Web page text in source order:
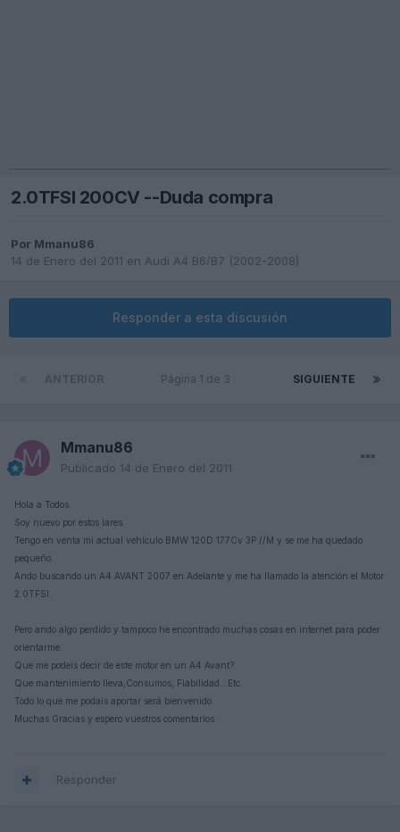
2.0TFSI 200CV --Duda compra
Por Mmanu86
14 de Enero del 2011 en Audi A4 B6/B7 (2002-2008)
Responder a esta discusión
SIGUIENTE
Página 1 de 3
Mmanu86
Publicado 14 de Enero del 2011
Hola a Todos.
Soy nuevo por estos lares.
Tengo en venta mi actual vehículo BMW 120D 177Cv 3P //M y se me ha quedado
pequeño.
Ando buscando un A4 AVANT 2007 en Adelante y me ha llamado la atención el Motor
2.0TFSI.
Pero ando algo perdido y tampoco he encontrado muchas cosas en internet para poder
orientarme.
Que me podeis decir de este motor en un A4 Avant?
Que mantenimiento lleva,Consumos, Fiabilidad...Etc.
Todo lo que me podais aportar será bienvenido.
Muchas Gracias y espero vuestros comentarios.
Responder